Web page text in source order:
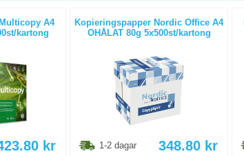
A4
kartong
kr
Kopieringspapper Nordic Office A4
OHÅLAT 80g 5x500st/kartong
1-2 dagar 348.80 kr